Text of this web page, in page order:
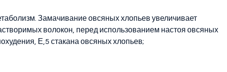
Замачивание овсяных хлопьев увеличивает
волокон, перед использованием настоя овсяных
Е,5 стакана овсяных хлопьев;